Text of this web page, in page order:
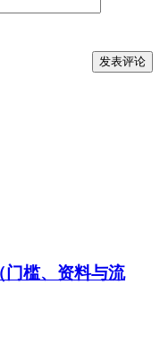
门槛、资料与流